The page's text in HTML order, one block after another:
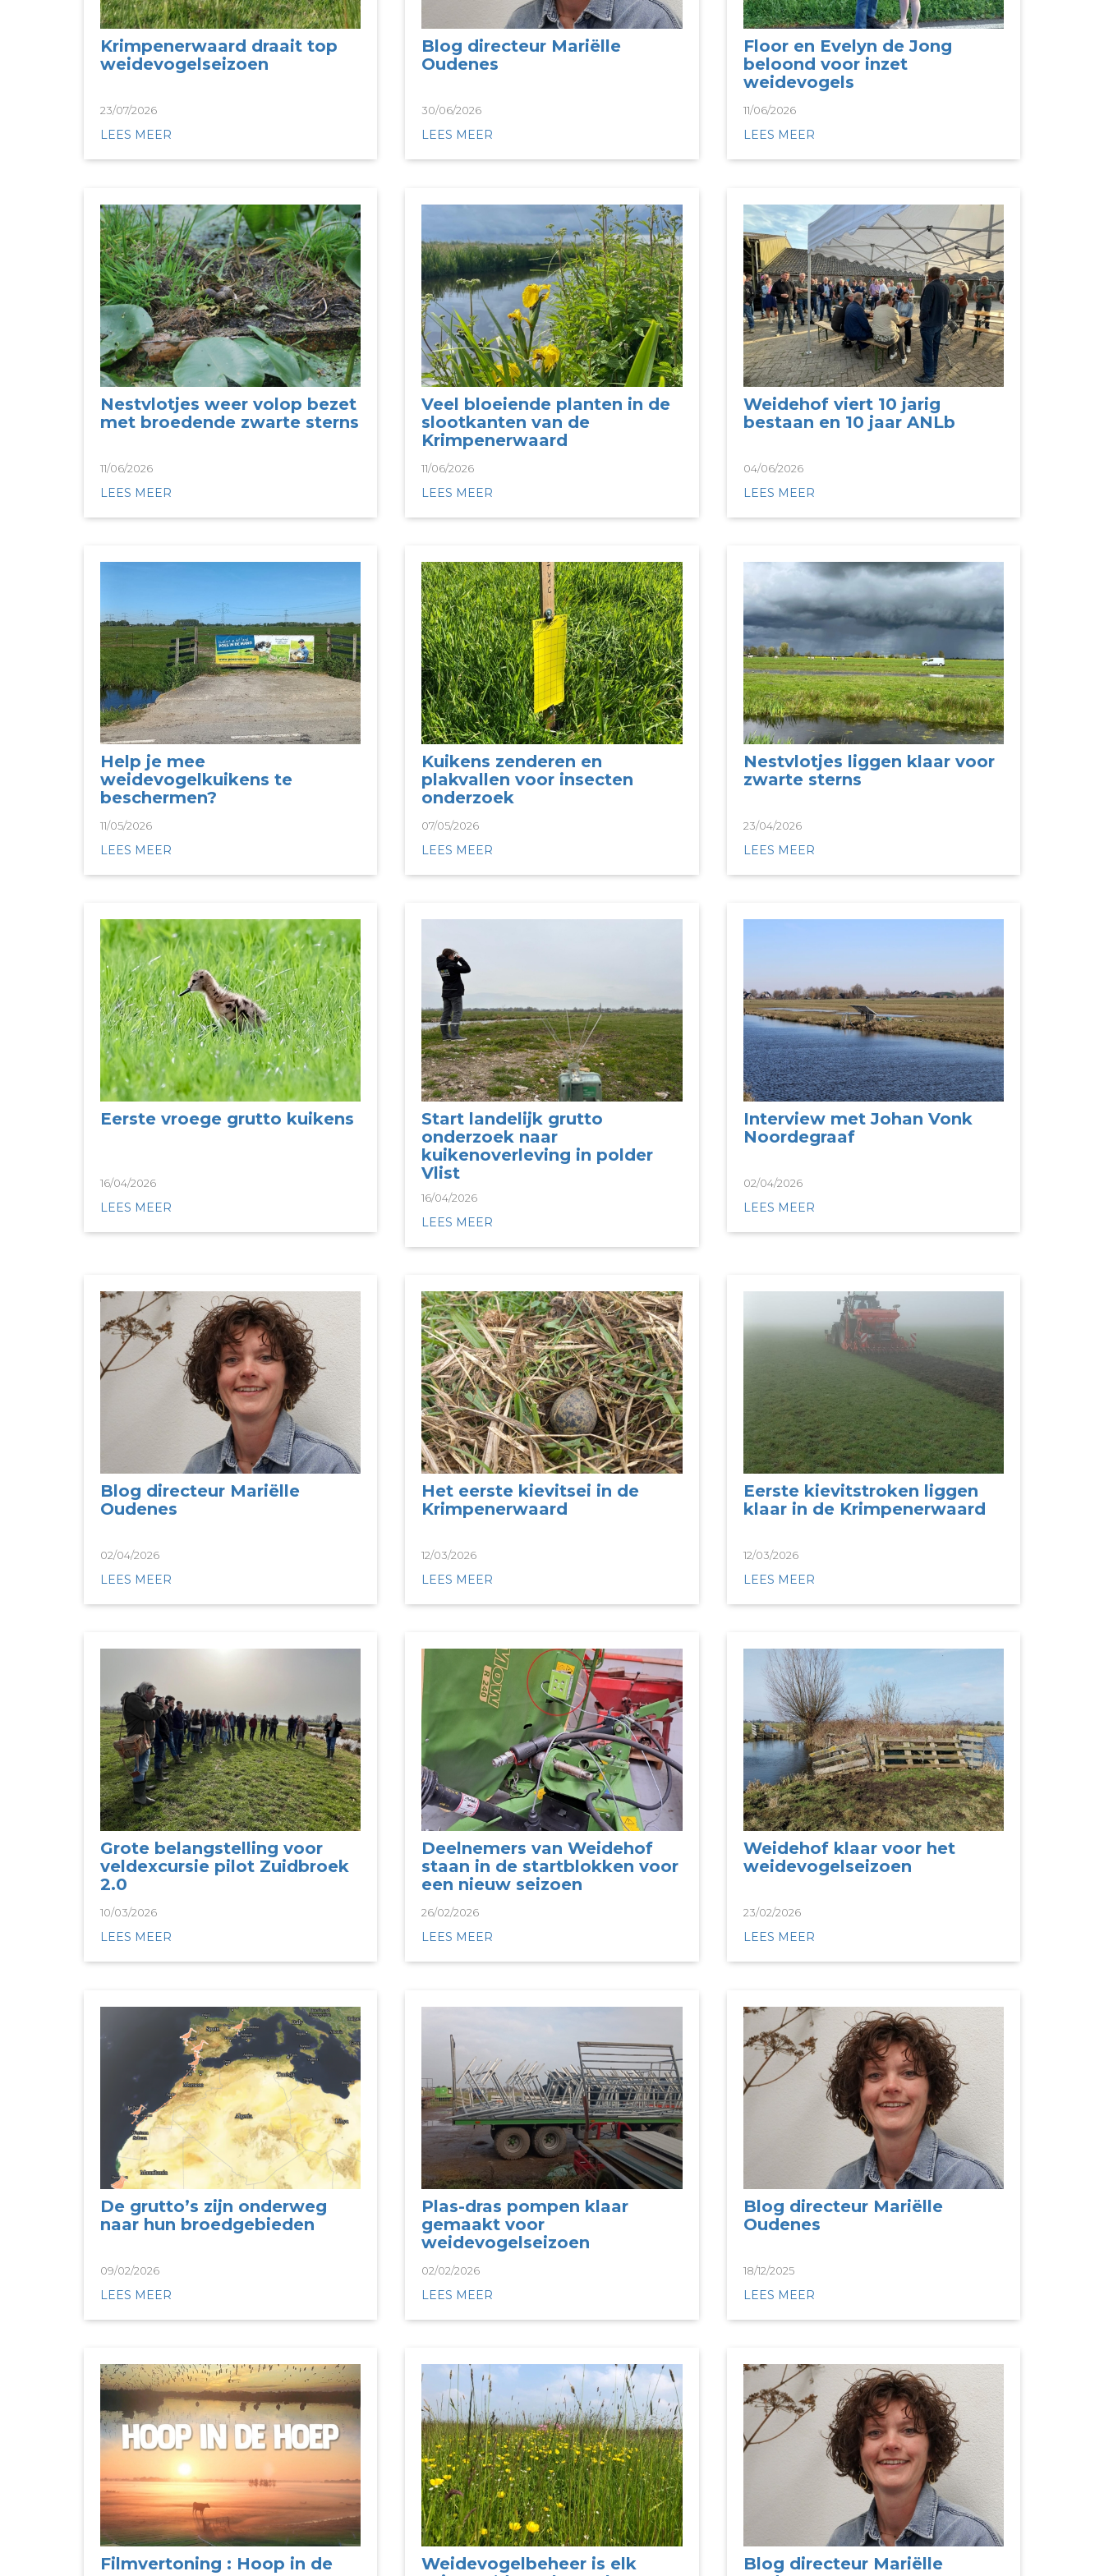
Krimpenerwaard draait top
weidevogelseizoen
23/07/2026
LEES MEER
Blog directeur Mariëlle
Oudenes
30/06/2026
LEES MEER
Floor en Evelyn de Jong
beloond voor inzet
weidevogels
11/06/2026
LEES MEER
Nestvlotjes weer volop bezet
met broedende zwarte sterns
11/06/2026
LEES MEER
Veel bloeiende planten in de
slootkanten van de
Krimpenerwaard
11/06/2026
LEES MEER
Weidehof viert 10 jarig
bestaan en 10 jaar ANLb
04/06/2026
LEES MEER
Help je mee
weidevogelkuikens te
beschermen?
11/05/2026
LEES MEER
Kuikens zenderen en
plakvallen voor insecten
onderzoek
07/05/2026
LEES MEER
Nestvlotjes liggen klaar voor
zwarte sterns
23/04/2026
LEES MEER
Eerste vroege grutto kuikens
16/04/2026
LEES MEER
Start landelijk grutto
onderzoek naar
kuikenoverleving in polder
Vlist
16/04/2026
LEES MEER
Interview met Johan Vonk
Noordegraaf
02/04/2026
LEES MEER
Blog directeur Mariëlle
Oudenes
02/04/2026
LEES MEER
Het eerste kievitsei in de
Krimpenerwaard
12/03/2026
LEES MEER
Eerste kievitstroken liggen
klaar in de Krimpenerwaard
12/03/2026
LEES MEER
Grote belangstelling voor
veldexcursie pilot Zuidbroek
2.0
10/03/2026
LEES MEER
Deelnemers van Weidehof
staan in de startblokken voor
een nieuw seizoen
26/02/2026
LEES MEER
Weidehof klaar voor het
weidevogelseizoen
23/02/2026
LEES MEER
De grutto’s zijn onderweg
naar hun broedgebieden
09/02/2026
LEES MEER
Plas-dras pompen klaar
gemaakt voor
weidevogelseizoen
02/02/2026
LEES MEER
Blog directeur Mariëlle
Oudenes
18/12/2025
LEES MEER
Filmvertoning : Hoop in de
Weidevogelbeheer is elk
Blog directeur Mariëlle